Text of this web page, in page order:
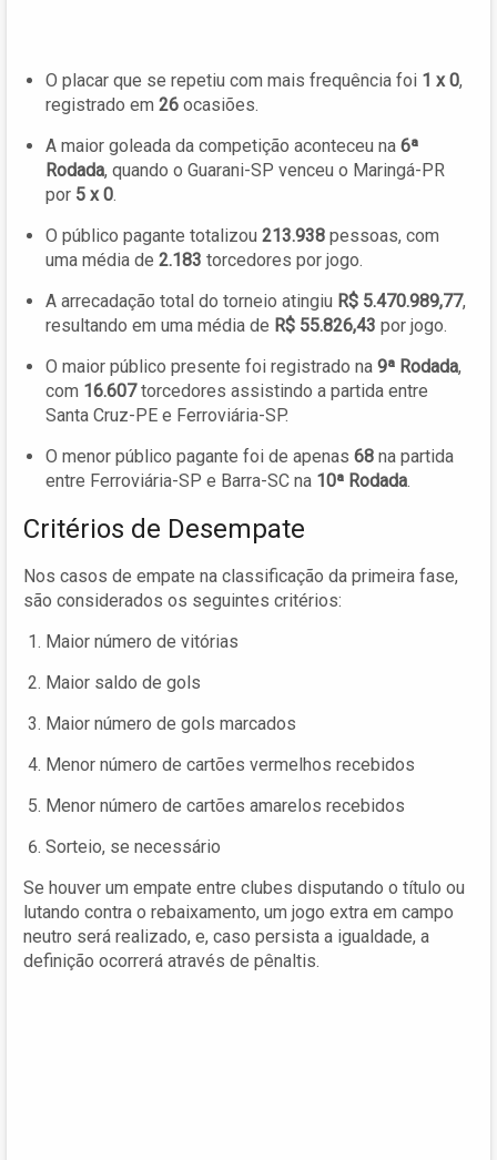
O placar que se repetiu com mais frequência foi 1 x 0,
registrado em 26 ocasiões.
A maior goleada da competição aconteceu na 6ª
Rodada, quando o Guarani-SP venceu o Maringá-PR
por 5 x 0.
O público pagante totalizou 213.938 pessoas, com
uma média de 2.183 torcedores por jogo.
A arrecadação total do torneio atingiu R$ 5.470.989,77,
resultando em uma média de R$ 55.826,43 por jogo.
O maior público presente foi registrado na 9ª Rodada,
com 16.607torcedores assistindo a partida entre
Santa Cruz-PE e Ferroviária-SP.
O menor público pagante foi de apenas 68 na partida
entre Ferroviária-SP e Barra-SC na 10ª Rodada.
Critérios de Desempate
Nos casos de empate na classificação da primeira fase,
são considerados os seguintes critérios:
Maior número de vitórias
Maior saldo de gols
Maior número de gols marcados
Menor número de cartões vermelhos recebidos
Menor número de cartões amarelos recebidos
Sorteio, se necessário
Se houver um empate entre clubes disputando o título ou
lutando contra o rebaixamento, um jogo extra em campo
neutro será realizado, e, caso persista a igualdade, a
definição ocorrerá através de pênaltis.